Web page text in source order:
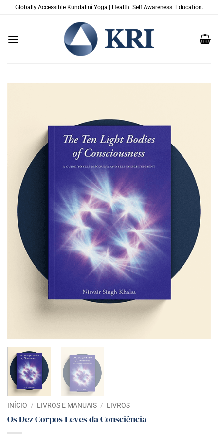
Globally Accessible Kundalini Yoga | Health. Self Awareness. Education.
INÍCIO / LIVROS E MANUAIS / LIVROS
Os Dez Corpos Leves da Consciência